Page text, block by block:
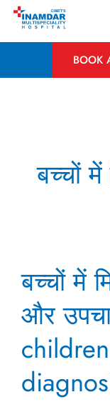
Skip
BOOK
बच्चों में
बच्चों में
और
में
के
कारण,
निदान
और
उपचार